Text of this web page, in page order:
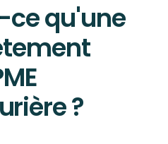
ce qu'une
?